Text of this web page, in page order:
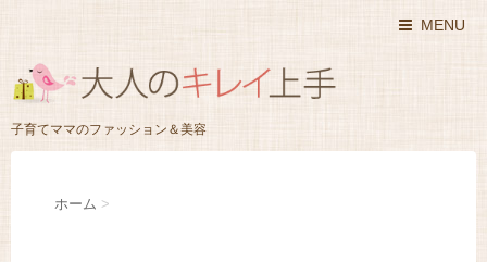
MENU
子育てママのファッション＆美容
ホーム >